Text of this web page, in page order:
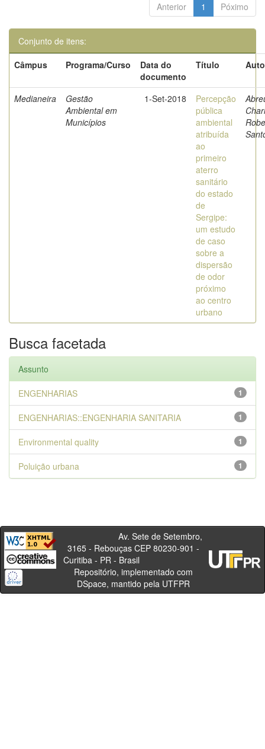
Anterior 1 Póximo
Conjunto de itens:
Câmpus
Programa/Curso
Data do
documento
Título
Medianeira
Gestão
Ambiental em
Municípios
1-Set-2018
Percepção
pública
ambiental
atribuída
ao
primeiro
aterro
sanitário
do estado
de
Sergipe:
um estudo
de caso
sobre a
dispersão
de odor
próximo
ao centro
urbano
Busca facetada
Assunto
1
ENGENHARIAS
1
ENGENHARIAS::ENGENHARIA SANITARIA
1
Environmental quality
1
Poluição urbana
Av. Sete de Setembro,
3165 - Rebouças CEP 80230-901 -
Curitiba - PR - Brasil
Repositório, implementado com
DSpace, mantido pela UTFPR